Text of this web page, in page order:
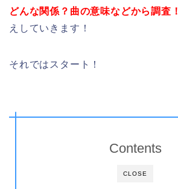
どんな関係？曲の意味などから調査！
えしていきます！
それではスタート！
CLOSE
Contents